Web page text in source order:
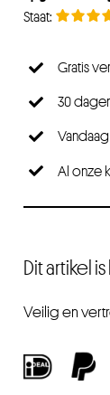
Gratis
30
Al onze
Dit artikel
Veilig en